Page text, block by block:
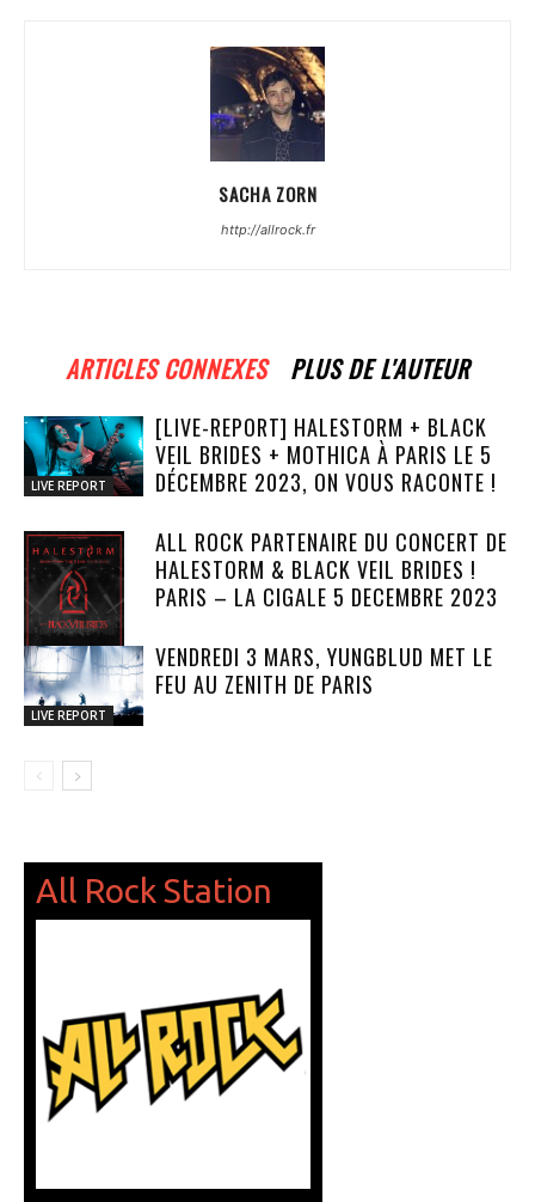
SACHA ZORN
http://allrock.fr
ARTICLES CONNEXES PLUS DE L'AUTEUR
LIVE REPORT
[LIVE-REPORT] HALESTORM + BLACK
VEIL BRIDES + MOTHICA À PARIS LE 5
DÉCEMBRE 2023, ON VOUS RACONTE !
NEWS
ALL ROCK PARTENAIRE DU CONCERT DE
HALESTORM & BLACK VEIL BRIDES !
PARIS – LA CIGALE 5 DECEMBRE 2023
LIVE REPORT
VENDREDI 3 MARS, YUNGBLUD MET LE
FEU AU ZENITH DE PARIS